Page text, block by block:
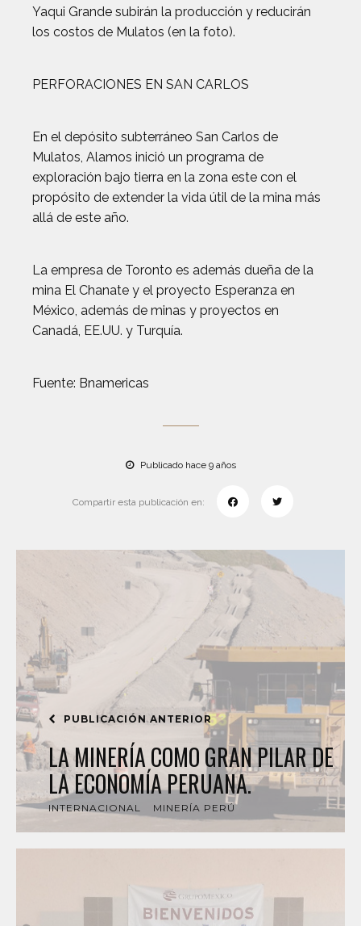
Yaqui Grande subirán la producción y reducirán
los costos de Mulatos (en la foto).
PERFORACIONES EN SAN CARLOS
En el depósito subterráneo San Carlos de
Mulatos, Alamos inició un programa de
exploración bajo tierra en la zona este con el
propósito de extender la vida útil de la mina más
allá de este año.
La empresa de Toronto es además dueña de la
mina El Chanate y el proyecto Esperanza en
México, además de minas y proyectos en
Canadá, EE.UU. y Turquía.
Fuente: Bnamericas
Publicado hace 9 años
Compartir esta publicación en:
PUBLICACIÓN ANTERIOR
LA MINERÍA COMO GRAN PILAR DE
LA ECONOMÍA PERUANA.
INTERNACIONAL MINERÍA PERÚ